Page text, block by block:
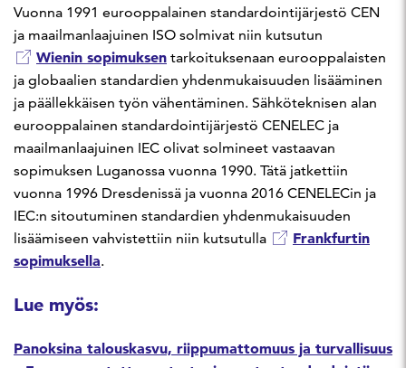
Vuonna 1991 eurooppalainen standardointijärjestö CEN
ja maailmanlaajuinen ISO solmivat niin kutsutun
Wienin sopimuksen tarkoituksenaan eurooppalaisten
ja globaalien standardien yhdenmukaisuuden lisääminen
ja päällekkäisen työn vähentäminen. Sähköteknisen alan
eurooppalainen standardointijärjestö CENELEC ja
maailmanlaajuinen IEC olivat solmineet vastaavan
sopimuksen Luganossa vuonna 1990. Tätä jatkettiin
vuonna 1996 Dresdenissä ja vuonna 2016 CENELECin ja
IEC:n sitoutuminen standardien yhdenmukaisuuden
lisäämiseen vahvistettiin niin kutsutulla
Frankfurtin
sopimuksella.
Lue myös:
Panoksina talouskasvu, riippumattomuus ja turvallisuus